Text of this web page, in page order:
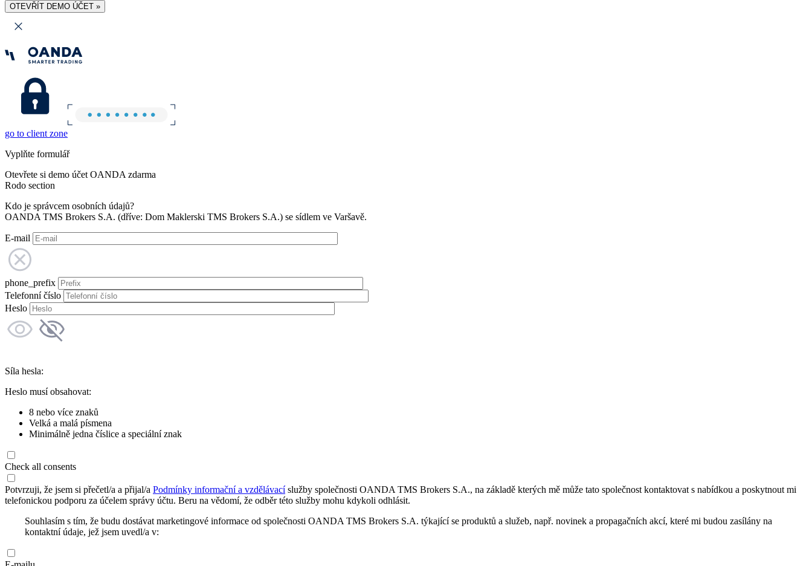
OTEVŘÍT DEMO ÚČET »
go to client zone
Vyplňte formulář
Otevřete si demo účet OANDA zdarma
Rodo section
Kdo je správcem osobních údajů?
OANDA TMS Brokers S.A. (dříve: Dom Maklerski TMS Brokers S.A.) se sídlem ve Varšavě.
E-mail
phone_prefix
Telefonní číslo
Heslo
Síla hesla:
Heslo musí obsahovat:
8 nebo více znaků
Velká a malá písmena
Minimálně jedna číslice a speciální znak
Check all consents
Potvrzuji, že jsem si přečetl/a a přijal/a Podmínky informační a vzdělávacíslužby společnosti OANDA TMS Brokers S.A., na základě kterých mě může tato společnost kontaktovat s nabídkou a poskytnout mi
telefonickou podporu za účelem správy účtu. Beru na vědomí, že odběr této služby mohu kdykoli odhlásit.
Souhlasím s tím, že budu dostávat marketingové informace od společnosti OANDA TMS Brokers S.A. týkající se produktů a služeb, např. novinek a propagačních akcí, které mi budou zasílány na
kontaktní údaje, jež jsem uvedl/a v: